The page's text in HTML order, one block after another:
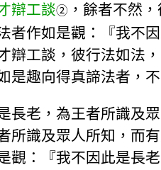
辯工談② ，餘者不然
者作如是觀：『我不
辯工談，彼行法如法
是趣向得真諦法者，
長老，為王者所識及
所識及眾人所知，而
觀：『我不因此是長